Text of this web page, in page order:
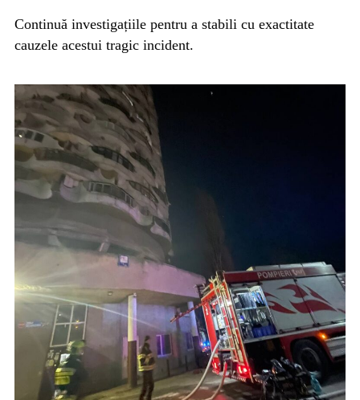
Continuă investigațiile pentru a stabili cu exactitate
cauzele acestui tragic incident.